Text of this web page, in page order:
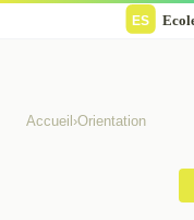
Accueil ›Orientation